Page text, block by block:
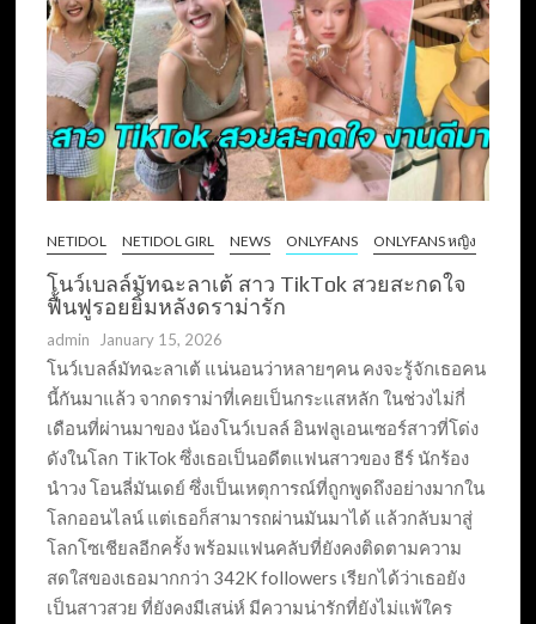
NETIDOL NETIDOL GIRL NEWS ONLYFANS ONLYFANS หญิง
โนว์เบลล์มัทฉะลาเต้ สาว TikTok สวยสะกดใจ
ฟื้นฟูรอยยิ้มหลังดราม่ารัก
admin January 15, 2026
โนว์เบลล์มัทฉะลาเต้ แน่นอนว่าหลายๆคน คงจะรู้จักเธอคน
นี้กันมาแล้ว จากดราม่าที่เคยเป็นกระแสหลัก ในช่วงไม่กี่
เดือนที่ผ่านมาของ น้องโนว์เบลล์ อินฟลูเอนเซอร์สาวที่โด่ง
ดังในโลก TikTok ซึ่งเธอเป็นอดีตแฟนสาวของ ธีร์ นักร้อง
นำวง โอนลี่มันเดย์ ซึ่งเป็นเหตุการณ์ที่ถูกพูดถึงอย่างมากใน
โลกออนไลน์ แต่เธอก็สามารถผ่านมันมาได้ แล้วกลับมาสู่
โลกโซเชียลอีกครั้ง พร้อมแฟนคลับที่ยังคงติดตามความ
สดใสของเธอมากกว่า 342K followers เรียกได้ว่าเธอยัง
เป็นสาวสวย ที่ยังคงมีเสน่ห์ มีความน่ารักที่ยังไม่แพ้ใคร